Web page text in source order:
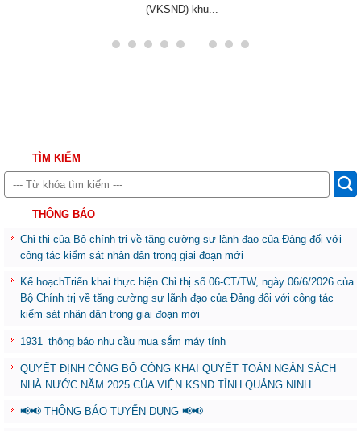
(VKSND) khu...
TÌM KIẾM
THÔNG BÁO
Chỉ thị của Bộ chính trị về tăng cường sự lãnh đạo của Đảng đối với
công tác kiểm sát nhân dân trong giai đoạn mới
Kế hoạchTriển khai thực hiện Chỉ thị số 06-CT/TW, ngày 06/6/2026 của
Bộ Chính trị về tăng cường sự lãnh đạo của Đảng đối với công tác
kiểm sát nhân dân trong giai đoạn mới
1931_thông báo nhu cầu mua sắm máy tính
QUYẾT ĐỊNH CÔNG BỐ CÔNG KHAI QUYẾT TOÁN NGÂN SÁCH
NHÀ NƯỚC NĂM 2025 CỦA VIỆN KSND TỈNH QUẢNG NINH
📢📢 THÔNG BÁO TUYỂN DỤNG 📢📢